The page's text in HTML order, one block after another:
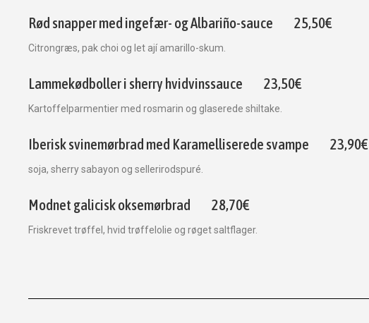
Rød snapper med ingefær- og Albariño-sauce 25,50€
Citrongræs, pak choi og let ají amarillo-skum.
Lammekødboller i sherry hvidvinssauce 23,50€
Kartoffelparmentier med rosmarin og glaserede shiltake.
Iberisk svinemørbrad med Karamelliserede svampe 23,90€
soja, sherry sabayon og sellerirodspuré.
Modnet galicisk oksemørbrad 28,70€
Friskrevet trøffel, hvid trøffelolie og røget saltflager.